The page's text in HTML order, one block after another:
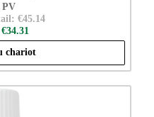
PV
€45.14
chariot